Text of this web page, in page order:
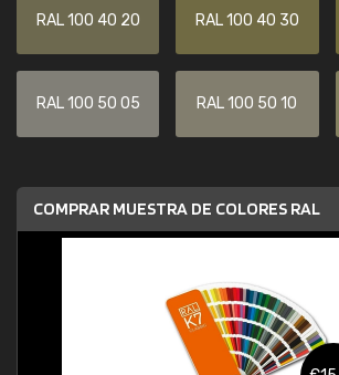
RAL 100 40 20 RAL 100 40 30
RAL 100 50 05 RAL 100 50 10
COMPRAR MUESTRA DE COLORES RAL